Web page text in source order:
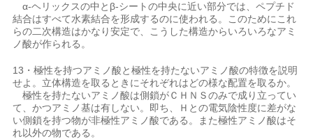
α-ヘリックスの中とβ-シートの中央に近い部分では、ペプチド
結合はすべて水素結合を形成するのに使われる。このためにこれ
らの二次構造はかなり安定で、こうした構造からいろいろなアミ
ノ酸が作られる。
13・極性を持つアミノ酸と極性を持たないアミノ酸の特徴を説明
せよ。立体構造を取るときにそれぞれはどの様な配置を取るか。
極性を持たないアミノ酸は側鎖がＣＨＮＳのみで成り立ってい
て、かつアミノ基は有しない。即ち、Ｈとの電気陰性度に差がな
い側鎖を持つ物が非極性アミノ酸である。また極性アミノ酸はそ
れ以外の物である。